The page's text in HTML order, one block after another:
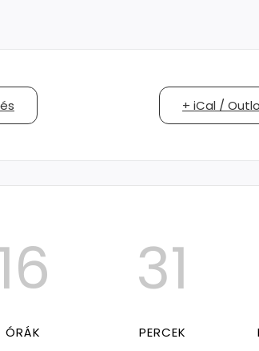
+ iCal /
ÓRÁK
31
PERCEK